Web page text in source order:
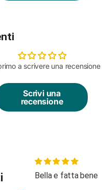
a scrivere una recensione
Scrivi una
recensione
Bella e fatta bene